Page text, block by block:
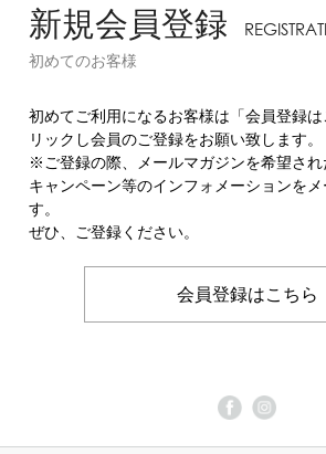
新規会員登録
初めてのお客様
初めてご利用になるお客様は「会員登録
リックし会員のご登録をお願い致します。
※ご登録の際、メールマガジンを希望さ
キャンペーン等のインフォメーションを
す。
ぜひ、ご登録ください。
会員登録はこちら